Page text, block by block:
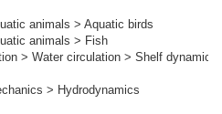
animals > Aquatic birds
animals > Fish
> Water circulation > Shelf dynamics
> Hydrodynamics